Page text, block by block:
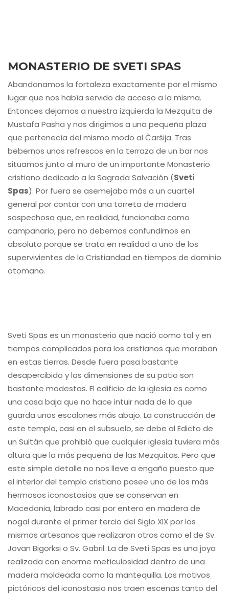
MONASTERIO DE SVETI SPAS
Abandonamos la fortaleza exactamente por el mismo
lugar que nos había servido de acceso a la misma.
Entonces dejamos a nuestra izquierda la Mezquita de
Mustafa Pasha y nos dirigimos a una pequeña plaza
que pertenecía del mismo modo al Čaršija. Tras
bebernos unos refrescos en la terraza de un bar nos
situamos junto al muro de un importante Monasterio
cristiano dedicado a la Sagrada Salvación (Sveti
Spas). Por fuera se asemejaba más a un cuartel
general por contar con una torreta de madera
sospechosa que, en realidad, funcionaba como
campanario, pero no debemos confundirnos en
absoluto porque se trata en realidad a uno de los
supervivientes de la Cristiandad en tiempos de dominio
otomano.
Sveti Spas es un monasterio que nació como tal y en
tiempos complicados para los cristianos que moraban
en estas tierras. Desde fuera pasa bastante
desapercibido y las dimensiones de su patio son
bastante modestas. El edificio de la iglesia es como
una casa baja que no hace intuir nada de lo que
guarda unos escalones más abajo. La construcción de
este templo, casi en el subsuelo, se debe al Edicto de
un Sultán que prohibió que cualquier iglesia tuviera más
altura que la más pequeña de las Mezquitas. Pero que
este simple detalle no nos lleve a engaño puesto que
el interior del templo cristiano posee uno de los más
hermosos iconostasios que se conservan en
Macedonia, labrado casi por entero en madera de
nogal durante el primer tercio del Siglo XIX por los
mismos artesanos que realizaron otros como el de Sv.
Jovan Bigorksi o Sv. Gabril. La de Sveti Spas es una joya
realizada con enorme meticulosidad dentro de una
madera moldeada como la mantequilla. Los motivos
pictóricos del iconostasio nos traen escenas tanto del